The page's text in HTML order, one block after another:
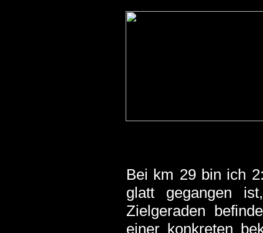
Bei km 29 bin ich
glatt gegangen
Zielgeraden
einer konkreten